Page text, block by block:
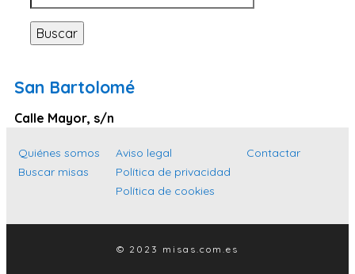
Valladolid
Sevilla
Santa Cruz de Tenerife
Cantabria
Islas Baleares
Las Palmas
Alicante
Buscar
San Bartolomé
Calle Mayor, s/n
Quiénes somos
Buscar misas
Aviso legal
Política de privacidad
Política de cookies
Contactar
© 2023 misas.com.es